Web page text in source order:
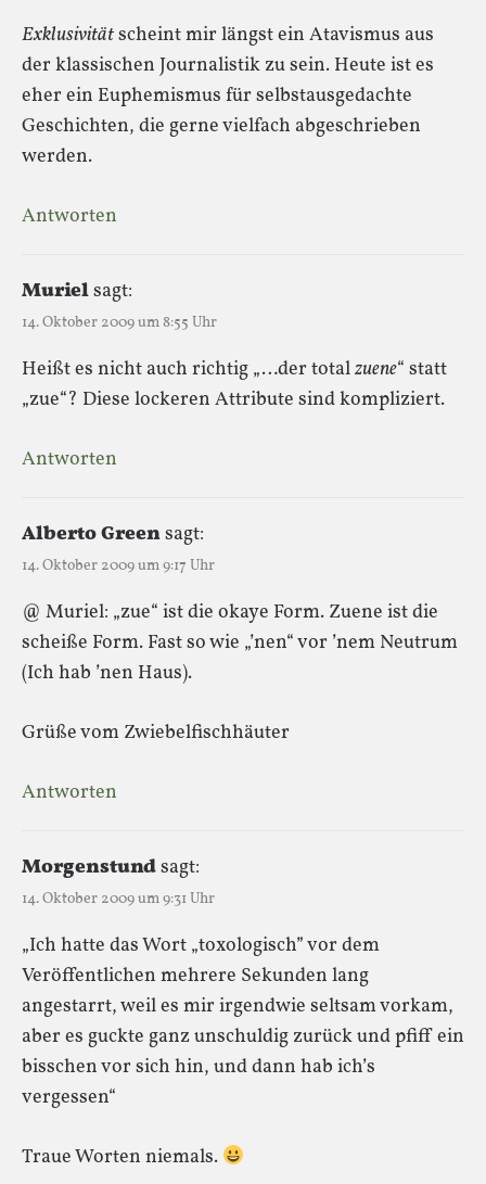
Exklusivitätscheint mir längst ein Atavismus aus
der klassischen Journalistik zu sein. Heute ist es
eher ein Euphemismus für selbstausgedachte
Geschichten, die gerne vielfach abgeschrieben
werden.
Antworten
Murielsagt:
14. Oktober 2009 um 8:55 Uhr
Heißt es nicht auch richtig „…der totalzuene“ statt
„zue“? Diese lockeren Attribute sind kompliziert.
Antworten
Alberto Greensagt:
14. Oktober 2009 um 9:17 Uhr
@ Muriel: „zue“ ist die okaye Form. Zuene ist die
scheiße Form. Fast so wie „’nen“ vor ’nem Neutrum
(Ich hab ’nen Haus).
Grüße vom Zwiebelfischhäuter
Antworten
Morgenstundsagt:
14. Oktober 2009 um 9:31 Uhr
„Ich hatte das Wort „toxologisch” vor dem
Veröffentlichen mehrere Sekunden lang
angestarrt, weil es mir irgendwie seltsam vorkam,
aber es guckte ganz unschuldig zurück und pfiff ein
bisschen vor sich hin, und dann hab ich’s
vergessen“
Traue Worten niemals.